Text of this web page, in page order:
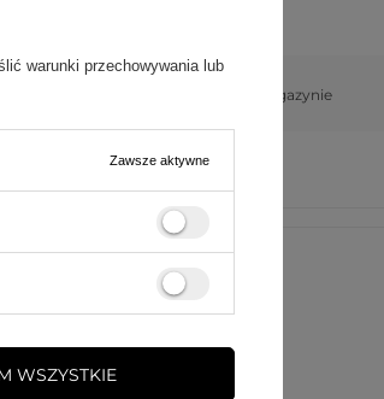
782 szt. w magazynie
RJ45 internetowy
warunki przechowywania lub
Zawsze aktywne
WSZYSTKIE